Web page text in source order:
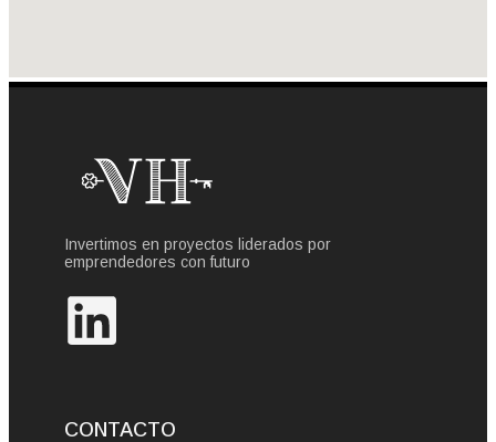
Invertimos en proyectos liderados por
emprendedores con futuro
CONTACTO